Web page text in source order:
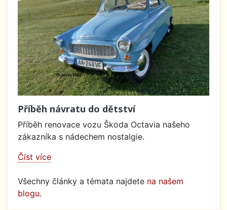
Příběh návratu do dětství
Příběh renovace vozu Škoda Octavia našeho
zákazníka s nádechem nostalgie.
Číst více
Všechny články a témata najdete na našem
blogu.